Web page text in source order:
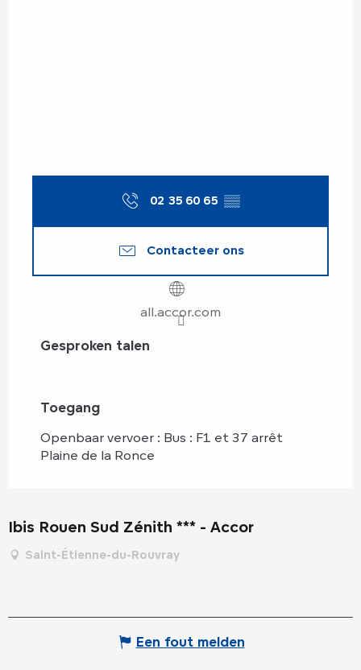
02 35 60 65 ▒▒
Contacteer ons
all.accor.com
Gesproken talen
Gesproken talen
Toegang
Toegang
Openbaar vervoer : Bus : F1 et 37 arrêt
Plaine de la Ronce
Ibis Rouen Sud Zénith *** - Accor
Saint-Étienne-du-Rouvray
Een fout melden